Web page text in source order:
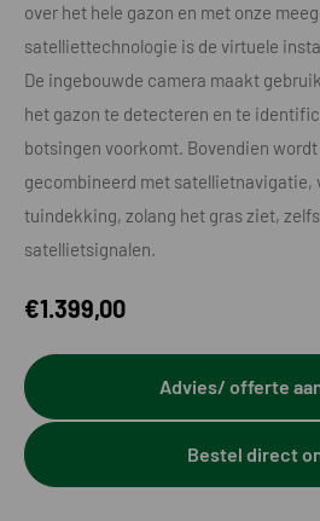
over het hele gazon en met onze
satelliettechnologie is de virtuele
De ingebouwde camera maakt
het gazon te detecteren en te
botsingen voorkomt. Bovendien
gecombineerd met satellietnavigatie,
tuindekking, zolang het gras ziet,
satellietsignalen.
€1.399,00
Advies/ offerte
Bestel direct